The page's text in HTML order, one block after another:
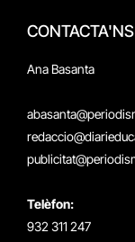
CONTACTA'NS
Ana Basanta
Telèfon:
932 311 247